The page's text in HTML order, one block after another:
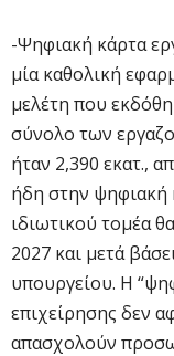
-Ψηφιακή κάρτα
μία καθολική
μελέτη που
σύνολο των
ήταν 2,390 εκατ.,
ήδη στην ψηφιακή
ιδιωτικού τομέα
2027 και μετά
υπουργείου. Η
επιχείρησης δεν
απασχολούν